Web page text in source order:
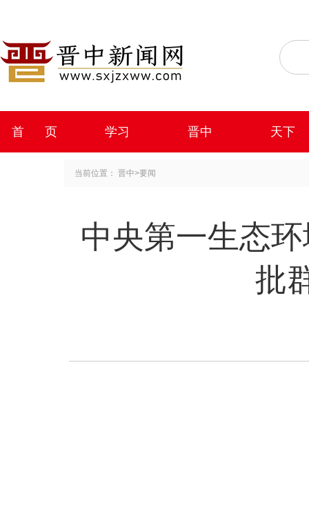
首 页 学习 晋中 天下
当前位置： 晋中>要闻
中央第一生态
批